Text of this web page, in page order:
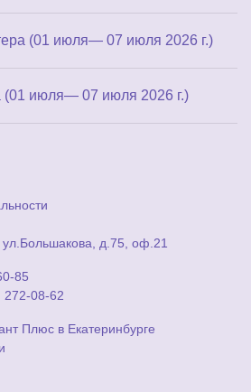
(01 июля— 07 июля 2026 г.)
(01 июля— 07 июля 2026 г.)
ул.Большакова, д.75, оф.21
85
272-08-62
Плюс в Екатеринбурге